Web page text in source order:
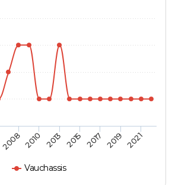
Vauchassis
2008 2010 2013 2015 2017 2019 2021